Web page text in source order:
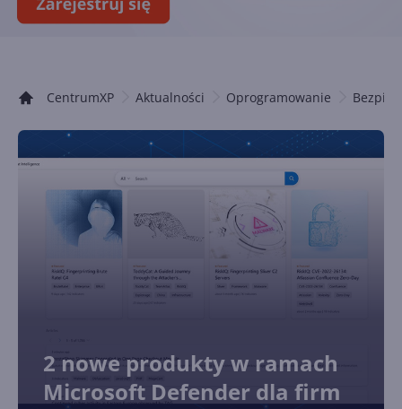
CentrumXP Aktualności Oprogramowanie
2 nowe produkty w ramach
Microsoft Defender dla firm